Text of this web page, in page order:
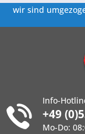
wir sind
Info-
+49
Mo-Do: